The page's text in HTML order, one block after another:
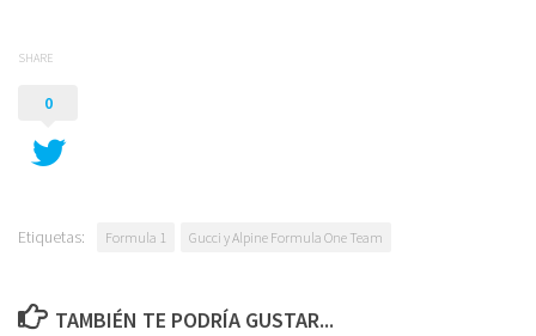
SHARE
0
Etiquetas: Formula 1 Gucci y Alpine Formula One Team
TAMBIÉN TE PODRÍA GUSTAR...